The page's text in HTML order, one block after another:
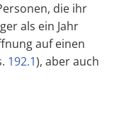
die ihr
als ein Jahr
auf einen
192.1), aber auch